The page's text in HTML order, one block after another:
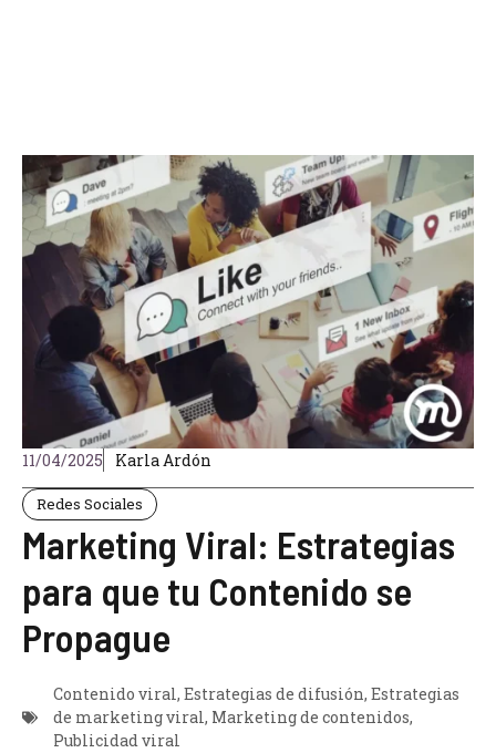
11/04/2025 Karla Ardón
Redes Sociales
Marketing Viral: Estrategias
para que tu Contenido se
Propague
Contenido viral, Estrategias de difusión, Estrategias
de marketing viral, Marketing de contenidos,
Publicidad viral